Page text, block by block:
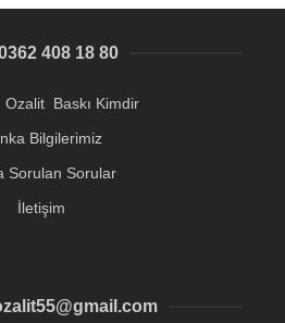
408 18 80
Ozalit Baskı Kimdir
Bilgilerimiz
Sorulan Sorular
İletişim